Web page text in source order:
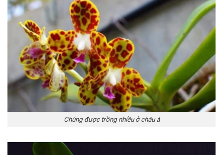
Chúng được trồng nhiều ở châu á